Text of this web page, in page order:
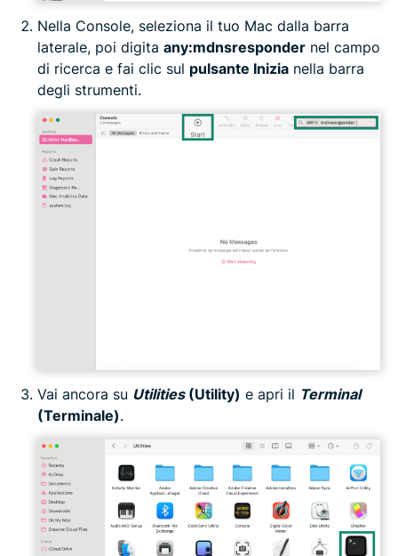
Nella Console, seleziona il tuo Mac dalla barra
laterale, poi digita any:mdnsresponder nel campo
di ricerca e fai clic sul pulsante Inizia nella barra
degli strumenti.
Vai ancora su Utilities(Utility) e apri il Terminal
(Terminale).